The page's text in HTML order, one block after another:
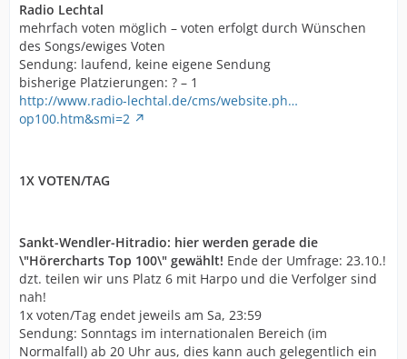
Radio Lechtal
mehrfach voten möglich – voten erfolgt durch Wünschen
des Songs/ewiges Voten
Sendung: laufend, keine eigene Sendung
bisherige Platzierungen: ? – 1
http://www.radio-lechtal.de/cms/website.ph…
op100.htm&smi=2
1X VOTEN/TAG
Sankt-Wendler-Hitradio: hier werden gerade die
\"Hörercharts Top 100\" gewählt! Ende der Umfrage: 23.10.!
dzt. teilen wir uns Platz 6 mit Harpo und die Verfolger sind
nah!
1x voten/Tag endet jeweils am Sa, 23:59
Sendung: Sonntags im internationalen Bereich (im
Normalfall) ab 20 Uhr aus, dies kann auch gelegentlich ein